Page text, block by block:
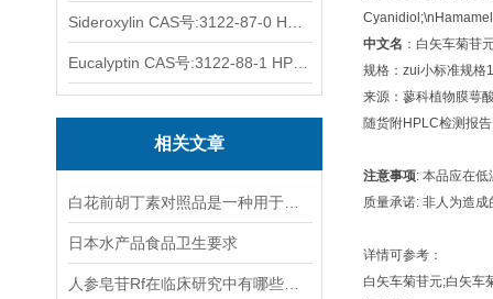
相关文章
日本水产品食品卫生要求
中文名 ：白矢车菊苷
规格：zui小标准规格
来源：蓼科植物膜萼
随货附HPLC检测报
注意事项: 本品应在
质量承诺: 非人为造
详情可参考：
白矢车菊苷元;白矢